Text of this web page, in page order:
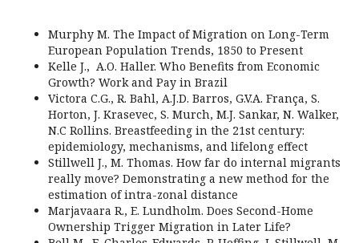
Murphy M. The Impact of Migration on Long-Term
European Population Trends, 1850 to Present
Kelle J., A.O. Haller. Who Benefits from Economic
Growth? Work and Pay in Brazil
Victora C.G., R. Bahl, A.J.D. Barros, G.V.A. França, S.
Horton, J. Krasevec, S. Murch, M.J. Sankar, N. Walker,
N.C Rollins. Breastfeeding in the 21st century:
epidemiology, mechanisms, and lifelong effect
Stillwell J., M. Thomas. How far do internal migrants
really move? Demonstrating a new method for the
estimation of intra-zonal distance
Marjavaara R., E. Lundholm. Does Second-Home
Ownership Trigger Migration in Later Life?